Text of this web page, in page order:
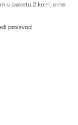
u paketu 2 kom. crne
proizvod